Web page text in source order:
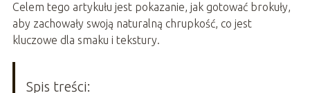
Celem tego artykułu jest pokazanie, jak gotować brokuły,
aby zachowały swoją naturalną chrupkość, co jest
kluczowe dla smaku i tekstury.
Spis treści: